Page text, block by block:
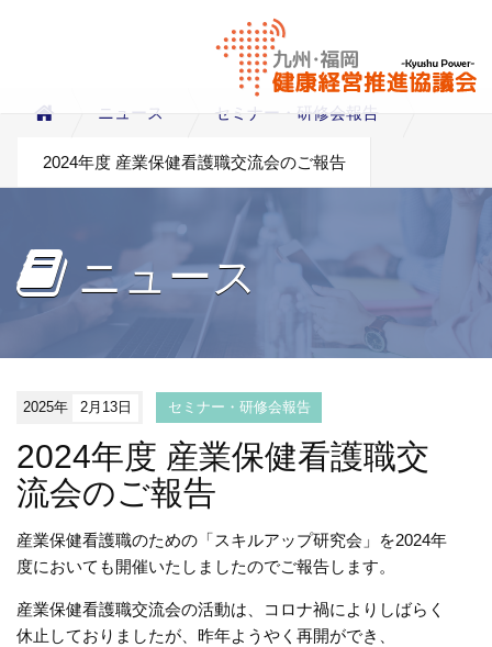
ニュース セミナー・研修会報告
2024年度 産業保健看護職交流会のご報告
ニュース
2025年 2月13日 セミナー・研修会報告
2024年度 産業保健看護職交
流会のご報告
産業保健看護職のための「スキルアップ研究会」を2024年
度においても開催いたしましたのでご報告します。
産業保健看護職交流会の活動は、コロナ禍によりしばらく
休止しておりましたが、昨年ようやく再開ができ、